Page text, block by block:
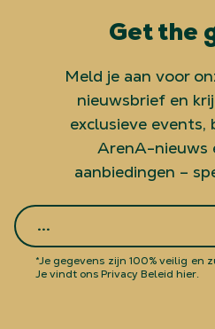
Get the
Meld je aan voor
nieuwsbrief en
exclusieve events,
ArenA-nieuws
aanbiedingen –
*Je gegevens zijn 100% veilig en
Je vindt ons Privacy Beleid hier.